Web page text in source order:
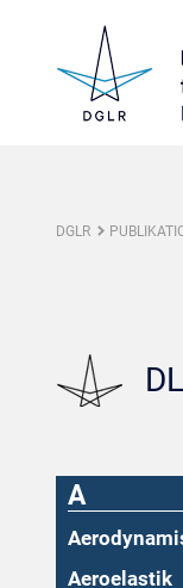
DGLR
A
Aeroelastik